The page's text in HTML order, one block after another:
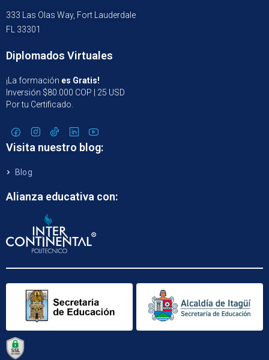
333 Las Olas Way, Fort Lauderdale
FL 33301
Diplomados Virtuales
¡La formación es Gratis!
Inversión $80.000 COP | 25 USD
Por tu Certificado.
Visita nuestro blog:
Blog
Alianza educativa con: